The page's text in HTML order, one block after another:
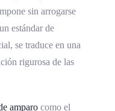
sin arrogarse
estándar de
se traduce en una
rigurosa de las
amparo como el